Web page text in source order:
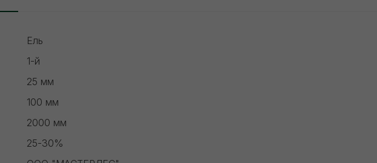
Ель
1-й
25 мм
100 мм
2000 мм
25-30%